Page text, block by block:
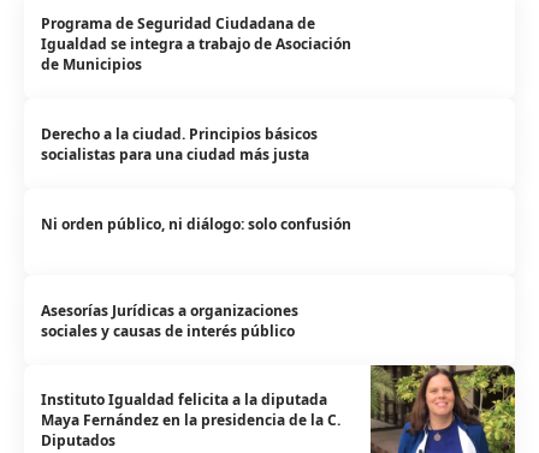
Programa de Seguridad Ciudadana de
Igualdad se integra a trabajo de Asociación
de Municipios
Derecho a la ciudad. Principios básicos
socialistas para una ciudad más justa
Ni orden público, ni diálogo: solo confusión
Asesorías Jurídicas a organizaciones
sociales y causas de interés público
Instituto Igualdad felicita a la diputada
Maya Fernández en la presidencia de la C.
Diputados